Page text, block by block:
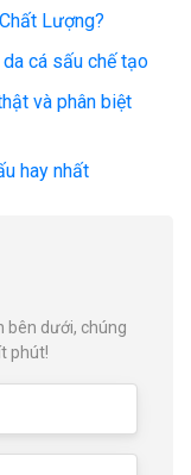
Lượng?
cá sấu chế tạo
và phân biệt
hay nhất
bên dưới, chúng
phút!